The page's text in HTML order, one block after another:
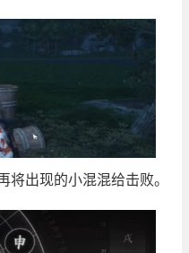
出现的小混混给击败。